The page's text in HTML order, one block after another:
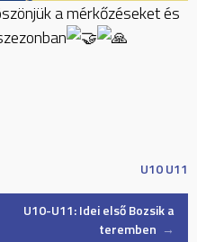
a mérkőzéseket és
U10U11
U10-U11: Idei első Bozsik a
teremben →